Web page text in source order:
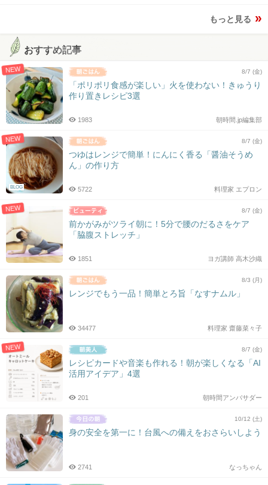
もっと見る
おすすめ記事
NEW 8/7 (金)
「ポリポリ食感が楽しい」火を使わない！きゅうり
作り置きレシピ3選
朝時間.jp編集部
1983
NEW
BLOG
8/7 (金)
つゆはレンジで簡単！にんにく香る「醤油そうめ
ん」の作り方
料理家 エプロン
5722
NEW 8/7 (金)
前かがみがツライ朝に！5分で腰のだるさをケア
「脇腹ストレッチ」
ヨガ講師 高木沙織
1851
8/3 (月)
レンジでもう一品！簡単とろ旨「なすナムル」
料理家 齋藤菜々子
34477
NEW 8/7 (金)
レシピカードや音楽も作れる！朝が楽しくなる「AI
活用アイデア」4選
朝時間アンバサダー
201
10/12 (土)
身の安全を第一に！台風への備えをおさらいしよう
なっちゃん
2741